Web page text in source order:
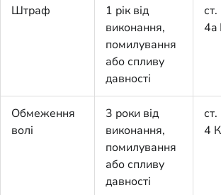
Штраф
1 рік від
виконання,
помилування
або спливу
давності
4a
Обмеження
волі
3 роки від
виконання,
помилування
або спливу
давності
4